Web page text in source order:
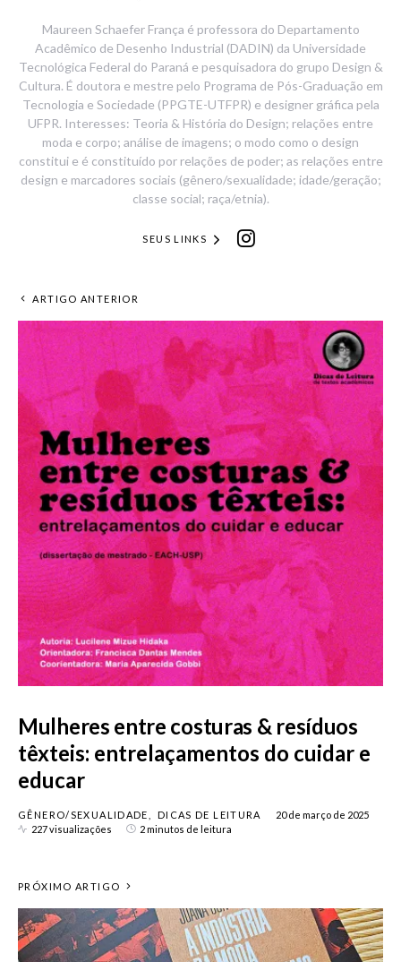
Maureen Schaefer França é professora do Departamento
Acadêmico de Desenho Industrial (DADIN) da Universidade
Tecnológica Federal do Paraná e pesquisadora do grupo Design &
Cultura. É doutora e mestre pelo Programa de Pós-Graduação em
Tecnologia e Sociedade (PPGTE-UTFPR) e designer gráfica pela
UFPR. Interesses: Teoria & História do Design; relações entre
moda e corpo; análise de imagens; o modo como o design
constitui e é constituído por relações de poder; as relações entre
design e marcadores sociais (gênero/sexualidade; idade/geração;
classe social; raça/etnia).
SEUS LINKS
ARTIGO ANTERIOR
Mulheres entre costuras & resíduos
têxteis: entrelaçamentos do cuidar e
educar
GÊNERO/SEXUALIDADE DICAS DE LEITURA
20 de março de 2025
227 visualizações
2 minutos de leitura
PRÓXIMO ARTIGO